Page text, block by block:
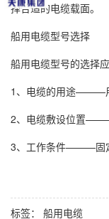
择合适的电缆载面。
船用电缆型号选择
船用电缆型号的选择
1、电缆的用途———
2、电缆敷设位置———
3、工作条件———固
标签： 船用电缆